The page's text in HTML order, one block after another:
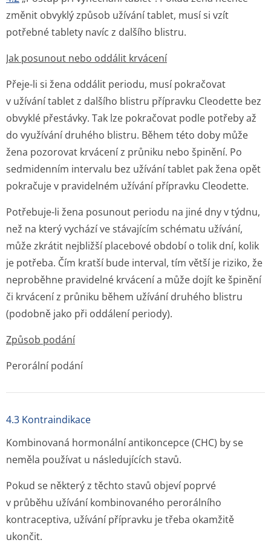
změnit obvyklý způsob užívání tablet, musí si vzít
potřebné tablety navíc z dalšího blistru.
Jak posunout nebo oddálit krvácení
Přeje-li si žena oddálit periodu, musí pokračovat
v užívání tablet z dalšího blistru přípravku Cleodette bez
obvyklé přestávky. Tak lze pokračovat podle potřeby až
do využívání druhého blistru. Během této doby může
žena pozorovat krvácení z průniku nebo špinění. Po
sedmidenním intervalu bez užívání tablet pak žena opět
pokračuje v pravidelném užívání přípravku Cleodette.
Potřebuje-li žena posunout periodu na jiné dny v týdnu,
než na který vychází ve stávajícím schématu užívání,
může zkrátit nejbližší placebové období o tolik dní, kolik
je potřeba. Čím kratší bude interval, tím větší je riziko, že
neproběhne pravidelné krvácení a může dojít ke špinění
či krvácení z průniku během užívání druhého blistru
(podobně jako při oddálení periody).
Způsob podání
Perorální podání
4.3 Kontraindikace
Kombinovaná hormonální antikoncepce (CHC) by se
neměla používat u následujících sta­vů.
Pokud se některý z těchto stavů objeví poprvé
v průběhu užívání kombinovaného perorálního
kontraceptiva, užívání přípravku je třeba okamžitě
ukončit.